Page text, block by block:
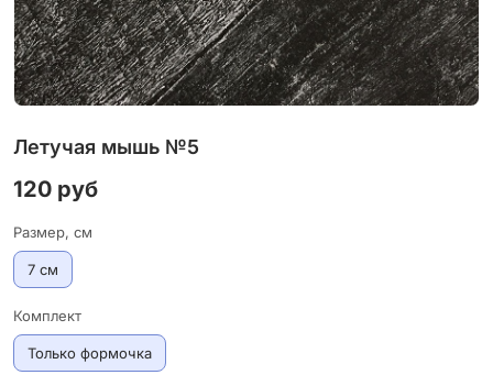
Летучая мышь №5
120 руб
Размер, см
7 см
Комплект
Только формочка